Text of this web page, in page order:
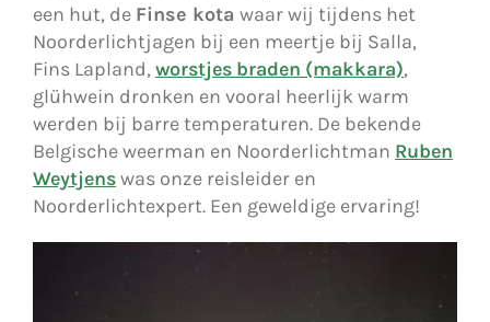
een hut, de Finse kota waar wij tijdens het
Noorderlichtjagen bij een meertje bij Salla,
Fins Lapland, worstjes braden (makkara),
glühwein dronken en vooral heerlijk warm
werden bij barre temperaturen. De bekende
Belgische weerman en Noorderlichtman Ruben
Weytjenswas onze reisleider en
Noorderlichtexpert. Een geweldige ervaring!